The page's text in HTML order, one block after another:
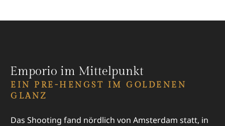
Emporio im Mittelpunkt
EIN PRE-HENGST IM GOLDENEN
GLANZ
Das Shooting fand nördlich von Amsterdam statt, in